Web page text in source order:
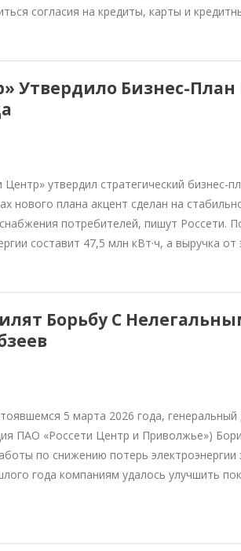
согласия на кредиты, карты и
Утвердило Бизнес-План
утвердил стратегический бизнес-
нового плана акцент сделан на
потребителей, пишут Россети.
составит 47,5 млн кВт·ч, а выручка от
Борьбу С
5 марта 2026 года,
ПАО «Россети Центр и Приволжье»)
по снижению потерь электроэнергии
года компаниям удалось улучшить